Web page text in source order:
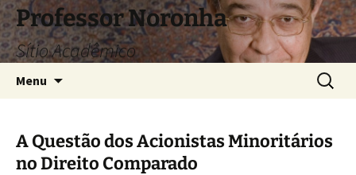
Pular
para
o
conteúdo
Professor Noronha
Sítio Acadêmico
Menu
por:
A Questão dos Acionistas Minoritários
no Direito Comparado